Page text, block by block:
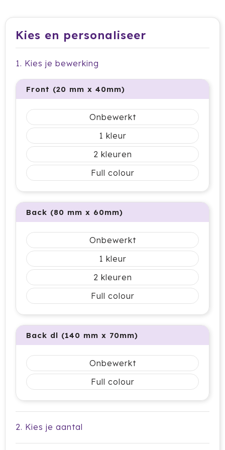
CaseLogic
Charles Dickens®
Circular&Co.
Circulware
Clique
Contigo
Correctbook
Craft
Cricket
Cutter & Buck
Dopper
Elevate
Fitz Living
Fruit Of The Loom
Grundig
Halfar
Kies en personaliseer
1. Kies je bewerking
Front (20 mm x 40mm)
Onbewerkt
1
2
Full colour
Back (80 mm x 60mm)
Onbewerkt
1
2
Full colour
Back dl (140 mm x 70mm)
Onbewerkt
Full colour
2. Kies je aantal